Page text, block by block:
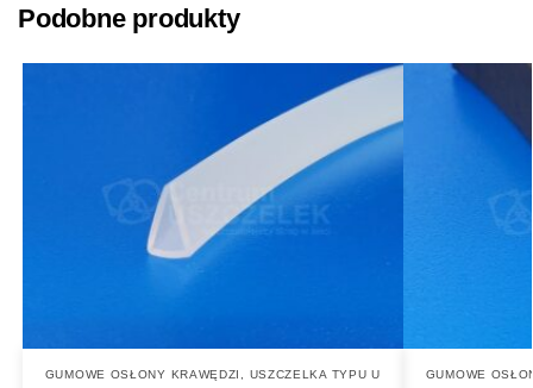
Podobne produkty
GUMOWE OSŁONY KRAWĘDZI USZCZELKA TYPU U GUMOWE